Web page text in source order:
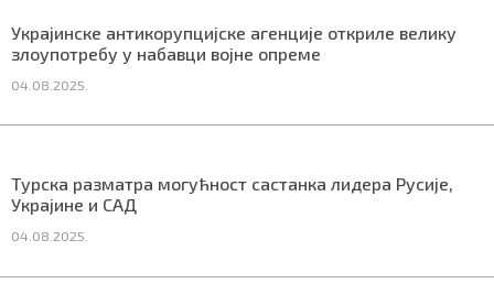
Украјинске антикорупцијске агенције откриле велику
злоупотребу у набавци војне опреме
04.08.2025.
Турска разматра могућност састанка лидера Русије,
Украјине и САД
04.08.2025.
БИЗНИС